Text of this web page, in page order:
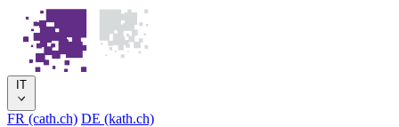
IT
FR (cath.ch) DE (kath.ch)